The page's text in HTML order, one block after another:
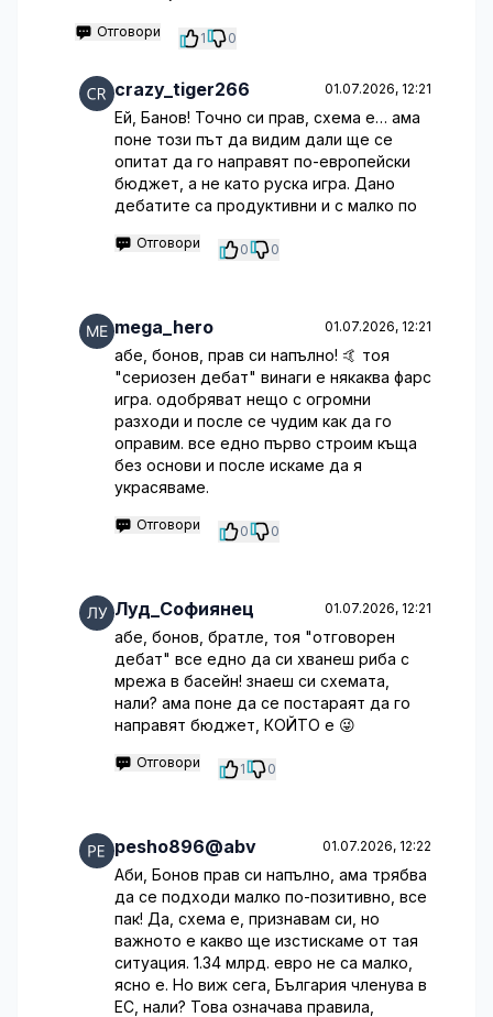
Отговори 1 0
crazy_tiger266 01.07.2026, 12:21
Ей, Банов! Точно си прав, схема е… ама
поне този път да видим дали ще се
опитат да го направят по-европейски
бюджет, а не като руска игра. Дано
дебатите са продуктивни и с малко по
Отговори 0 0
mega_hero 01.07.2026, 12:21
абе, бонов, прав си напълно! 🤙 тоя
"сериозен дебат" винаги е някаква фарс
игра. одобряват нещо с огромни
разходи и после се чудим как да го
оправим. все едно първо строим къща
без основи и после искаме да я
украсяваме.
Отговори 0 0
Луд_Софиянец 01.07.2026, 12:21
абе, бонов, братле, тоя "отговорен
дебат" все едно да си хванеш риба с
мрежа в басейн! знаеш си схемата,
нали? ама поне да се постараят да го
направят бюджет, КОЙТО е 😜
Отговори 1 0
pesho896@abv 01.07.2026, 12:22
Аби, Бонов прав си напълно, ама трябва
да се подходи малко по-позитивно, все
пак! Да, схема е, признавам си, но
важното е какво ще изстискаме от тая
ситуация. 1.34 млрд. евро не са малко,
ясно е. Но виж сега, България членува в
ЕС, нали? Това означава правила,